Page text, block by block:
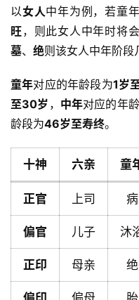
首
以女人中年为例，若童
旺，则此女人中年时将
墓、 绝则该女人中年阶段
童年对应的年龄段为1岁
至30岁 ， 中年对应的年
龄段为46岁至寿终。
十神 六亲 童
正官 上司 病
偏官 儿子 沐
正印 母亲 绝